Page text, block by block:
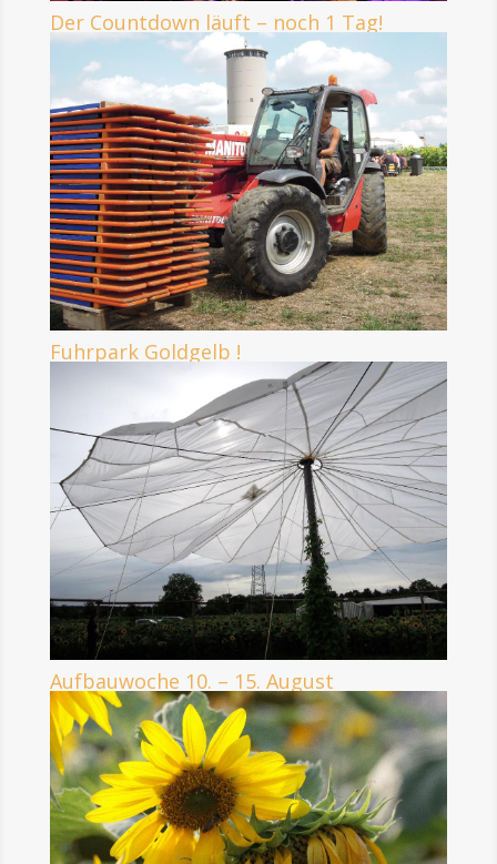
Der Countdown läuft – noch 1 Tag!
Fuhrpark Goldgelb !
Aufbauwoche 10. – 15. August